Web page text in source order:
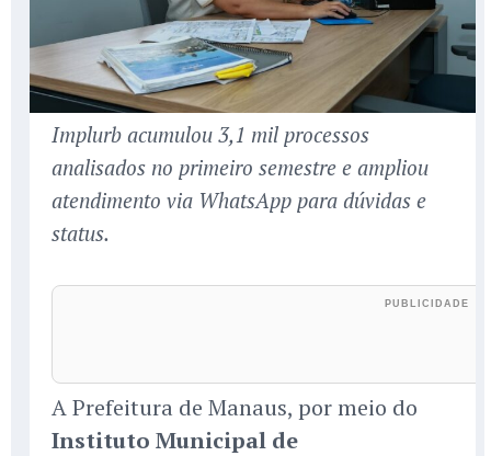
Implurb acumulou 3,1 mil processos
analisados no primeiro semestre e ampliou
atendimento via WhatsApp para dúvidas e
status.
A Prefeitura de Manaus, por meio do
Instituto Municipal de